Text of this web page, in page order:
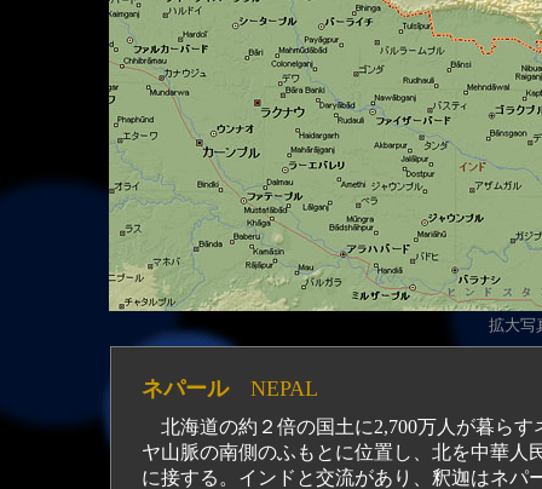
拡大写
ネパール NEPAL
北海道の約２倍の国土に2,700万人が暮ら
ヤ山脈の南側のふもとに位置し、北を中華人
に接する。インドと交流があり、釈迦はネパ